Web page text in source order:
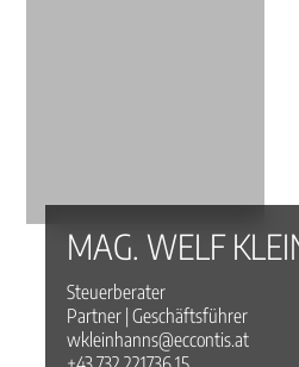
MAG. WELF
Steuerberater
Partner | Geschäftsführer
wkleinhanns@eccontis.at